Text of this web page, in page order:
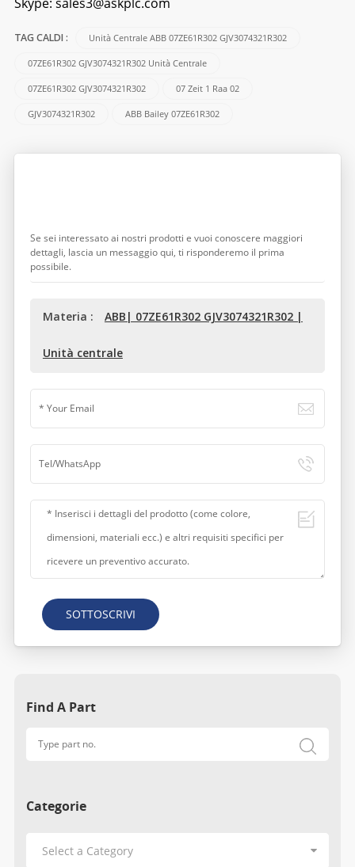
TAG CALDI : Unità Centrale ABB 07ZE61R302 GJV3074321R302
07ZE61R302 GJV3074321R302 Unità Centrale
07ZE61R302 GJV3074321R302 07 Zeit 1 Raa 02
GJV3074321R302 ABB Bailey 07ZE61R302
Se sei interessato ai nostri prodotti e vuoi conoscere maggiori
dettagli, lascia un messaggio qui, ti risponderemo il prima
possibile.
Materia : ABB| 07ZE61R302 GJV3074321R302 |
Unità centrale
SOTTOSCRIVI
Find A Part
Categorie